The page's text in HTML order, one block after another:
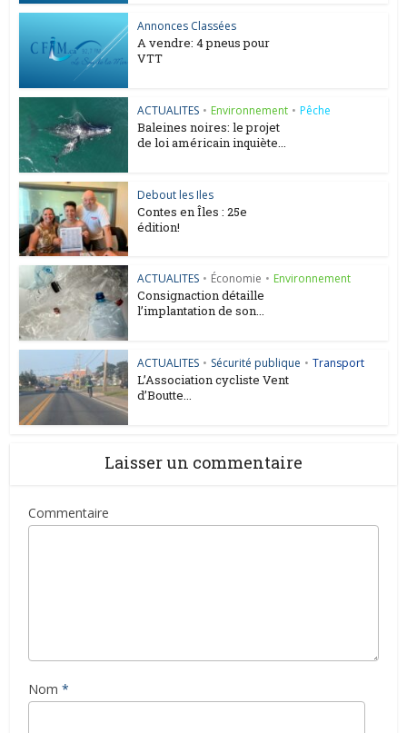
Annonces Classées
A vendre: 4 pneus pour
VTT
ACTUALITES • Environnement • Pêche
Baleines noires: le projet
de loi américain inquiète...
Debout les Iles
Contes en Îles : 25e
édition!
ACTUALITES • Économie • Environnement
Consignaction détaille
l’implantation de son...
ACTUALITES • Sécurité publique • Transport
L’Association cycliste Vent
d’Boutte...
Laisser un commentaire
Commentaire
Nom *